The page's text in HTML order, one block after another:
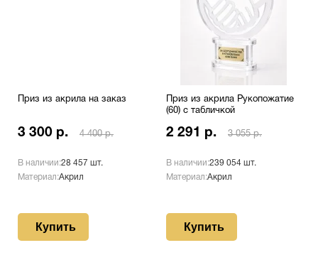
Приз из акрила на заказ
3 300 р. 4 400 р.
В наличии:28 457 шт.
Материал:Акрил
Купить
Приз из акрила Рукопожатие
(60) с табличкой
2 291 р. 3 055 р.
В наличии:239 054 шт.
Материал:Акрил
Купить